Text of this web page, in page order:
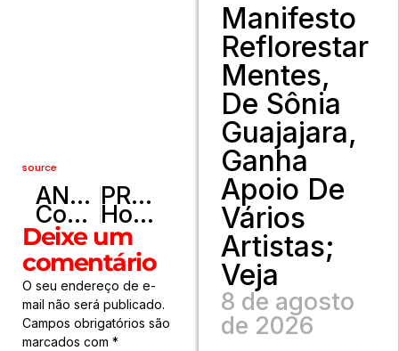
source
ANTERIOR
Congresso instala comissão para analisar agência de proteção de dados
PRÓXIMO
Homem é preso na Rodoviária Interestadual de Brasília por tráfico interestadual de drogas
Deixe um
comentário
O seu endereço de e-
mail não será publicado.
Campos obrigatórios são
marcados com *
Manifesto
Reflorestar
Mentes,
De Sônia
Guajajara,
Ganha
Apoio De
Vários
Artistas;
Veja
8 de agosto
de 2026